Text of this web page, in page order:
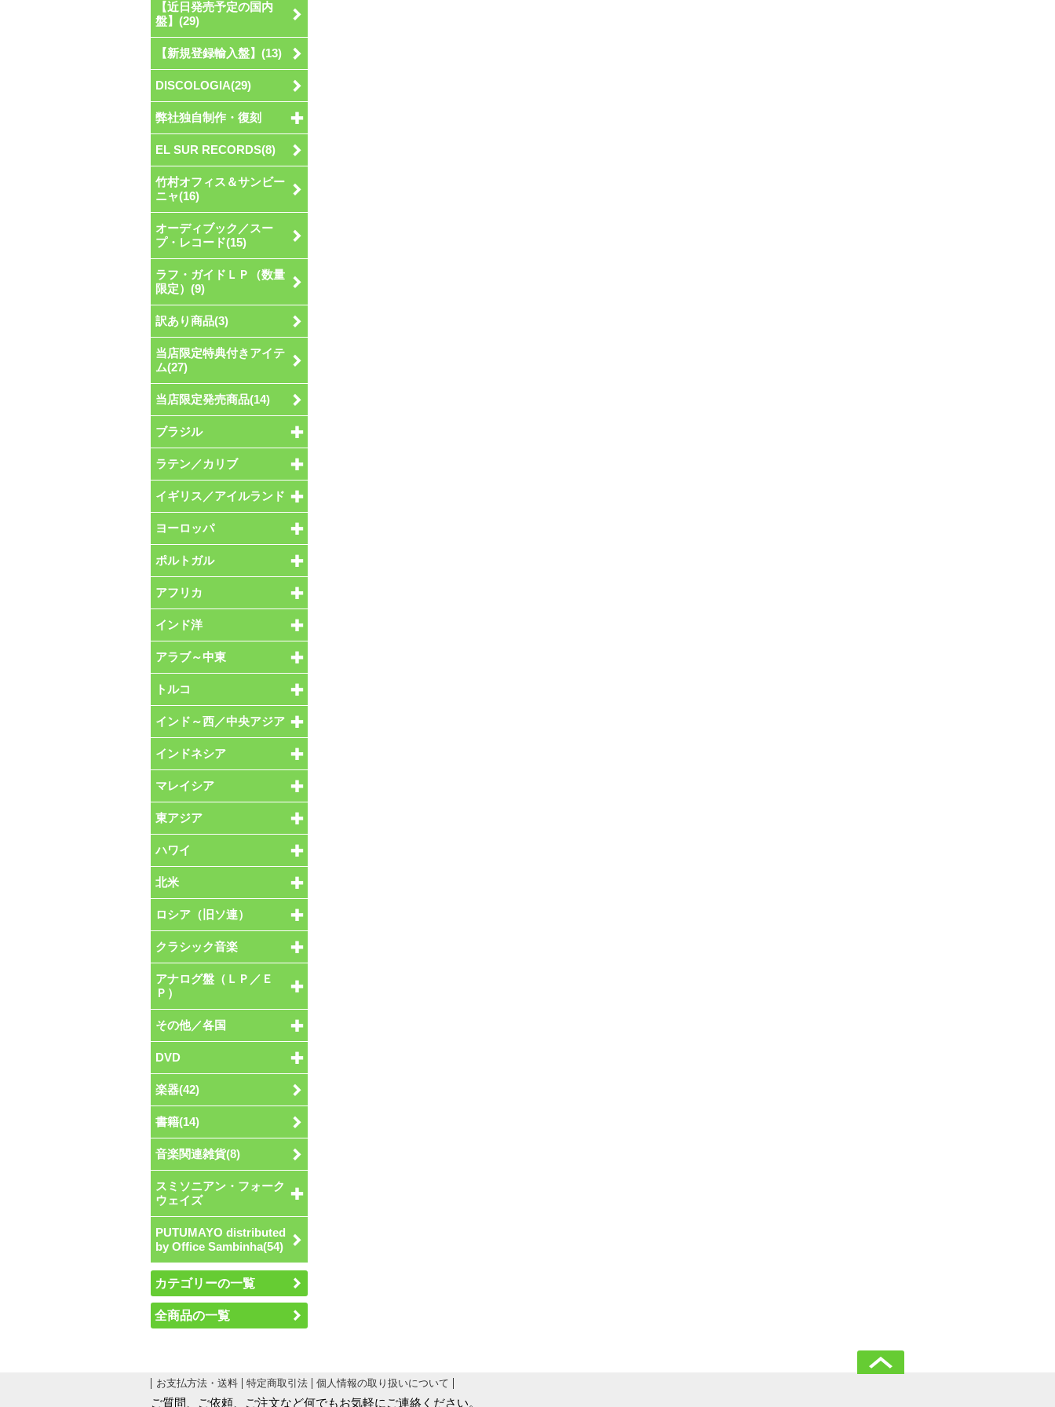
【近日発売予定の国内
盤】(29)
【新規登録輸入盤】(13)
DISCOLOGIA(29)
弊社独自制作・復刻
EL SUR RECORDS(8)
竹村オフィス＆サンビー
ニャ(16)
オーディブック／スー
プ・レコード(15)
ラフ・ガイドＬＰ（数量
限定）(9)
訳あり商品(3)
当店限定特典付きアイテ
ム(27)
当店限定発売商品(14)
ブラジル
ラテン／カリブ
イギリス／アイルランド
ヨーロッパ
ポルトガル
アフリカ
インド洋
アラブ～中東
トルコ
インド～西／中央アジア
インドネシア
マレイシア
東アジア
ハワイ
北米
ロシア（旧ソ連）
クラシック音楽
アナログ盤（ＬＰ／Ｅ
Ｐ）
その他／各国
DVD
楽器(42)
書籍(14)
音楽関連雑貨(8)
スミソニアン・フォーク
ウェイズ
PUTUMAYO distributed
by Office Sambinha(54)
カテゴリーの一覧
全商品の一覧
お支払方法・送料 特定商取引法 個人情報の取り扱いについて
ご質問、ご依頼、ご注文など何でもお気軽にご連絡ください。